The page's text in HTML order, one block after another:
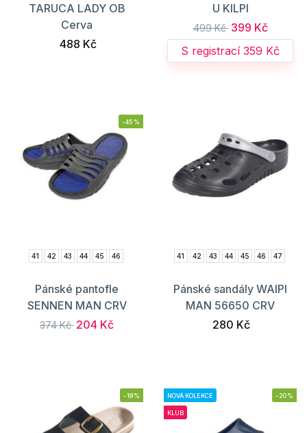
TARUCA LADY OB
Cerva
488 Kč
U KILPI
499 Kč 399 Kč
S registrací 359 Kč
-45%
41 42 43 44 45 46
Pánské pantofle
SENNEN MAN CRV
374 Kč 204 Kč
41 42 43 44 45 46 47
Pánské sandály WAIPI
MAN 56650 CRV
280 Kč
-19% NOVÁ KOLEKCE
KLUB
-20%